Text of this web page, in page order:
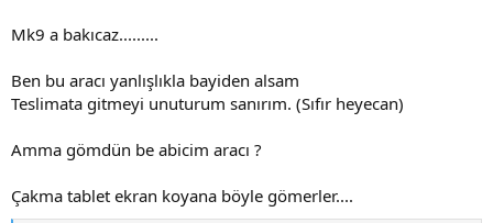
Mk9 a bakıcaz.........
Ben bu aracı yanlışlıkla bayiden alsam
Teslimata gitmeyi unuturum sanırım. (Sıfır heyecan)
Amma gömdün be abicim aracı ?
Çakma tablet ekran koyana böyle gömerler....